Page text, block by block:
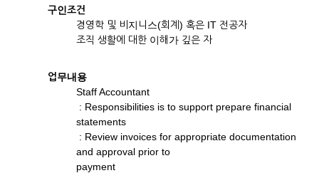
구인조건
경영학 및 비지니스(회계) 혹은 IT 전공자
조직 생활에 대한 이해가 깊은 자
업무내용
Staff Accountant
: Responsibilities is to support prepare financial
statements
: Review invoices for appropriate documentation
and approval prior to
payment